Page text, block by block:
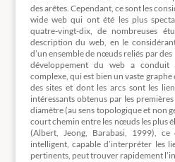
des arêtes. Cependant, ce sont les
wide web qui ont été les plus
quatre-vingt-dix, de nombreuses
description du web, en le
d’un ensemble de nœuds reliés par
développement du web a
complexe, qui est bien un vaste
des sites et dont les arcs sont les
intéressants obtenus par les
diamètre (au sens topologique et non
court chemin entre les nœuds les plus
(Albert, Jeong, Barabasi, 1999),
intelligent, capable d’interpréter les
pertinents, peut trouver rapidement